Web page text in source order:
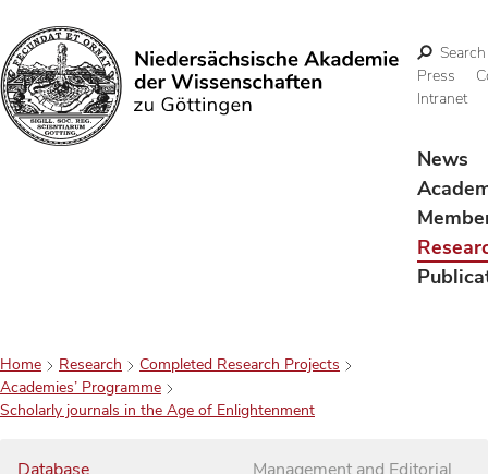
Search
Search
Press
Intranet
News
Home Research
Completed Research Projects
Academies’ Programme
Scholarly journals in the Age of Enlightenment